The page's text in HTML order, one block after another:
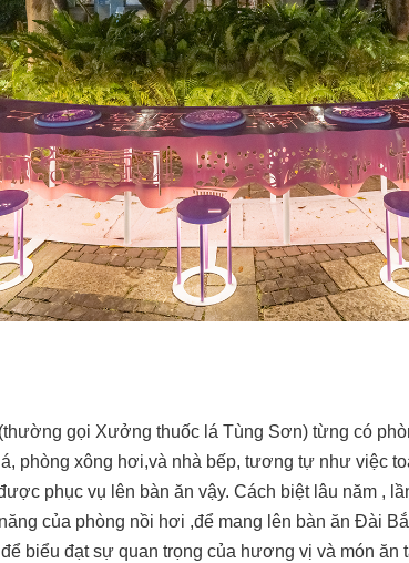
gọi Xưởng thuốc lá Tùng Sơn) từng có
phòng xông hơi,và nhà bếp, tương tự như việc
phục vụ lên bàn ăn vậy. Cách biệt lâu năm ,
của phòng nồi hơi ,để mang lên bàn ăn Đài
biểu đạt sự quan trọng của hương vị và món ăn